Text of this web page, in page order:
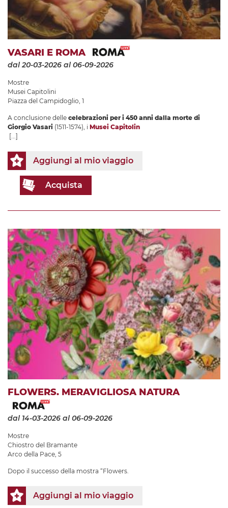
VASARI E ROMA
dal 20-03-2026 al 06-09-2026
Mostre
Musei Capitolini
Piazza del Campidoglio, 1
A conclusione delle celebrazioni per i 450 anni dalla morte di
Giorgio Vasari (1511-1574), i Musei Capitolin
[...]
Aggiungi al mio viaggio
Acquista
FLOWERS. MERAVIGLIOSA NATURA
dal 14-03-2026 al 06-09-2026
Mostre
Chiostro del Bramante
Arco della Pace, 5
Dopo il successo della mostra “Flowers.
Aggiungi al mio viaggio